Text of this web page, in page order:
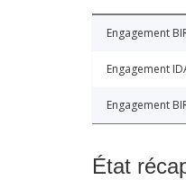
Engagement
Engagement
Engagement
État